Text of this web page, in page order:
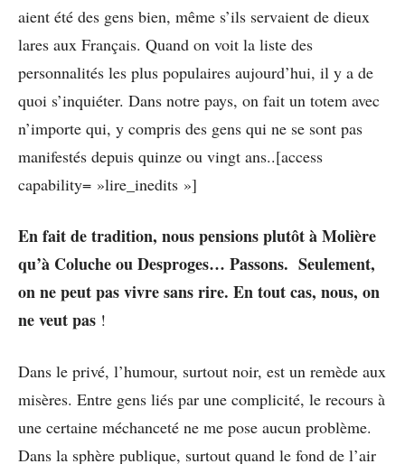
aient été des gens bien, même s’ils servaient de dieux
lares aux Français. Quand on voit la liste des
personnalités les plus populaires aujourd’hui, il y a de
quoi s’inquiéter. Dans notre pays, on fait un totem avec
n’importe qui, y compris des gens qui ne se sont pas
manifestés depuis quinze ou vingt ans..[access
capability= »lire_inedits »]
En fait de tradition, nous pensions plutôt à Molière
qu’à Coluche ou Desproges… Passons. Seulement,
on ne peut pas vivre sans rire. En tout cas, nous, on
ne veut pas !
Dans le privé, l’humour, surtout noir, est un remède aux
misères. Entre gens liés par une complicité, le recours à
une certaine méchanceté ne me pose aucun problème.
Dans la sphère publique, surtout quand le fond de l’air